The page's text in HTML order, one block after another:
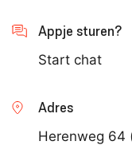
Appje sturen?
Start chat
Adres
Herenweg 64